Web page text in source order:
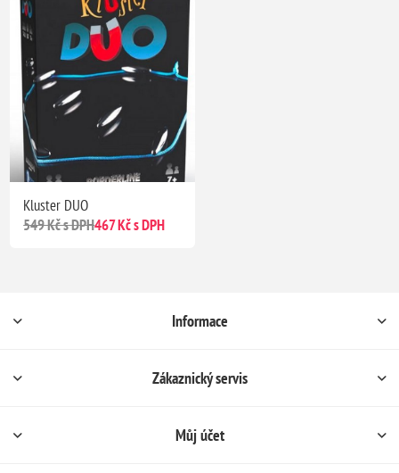
Kluster DUO
549 Kč s DPH467 Kč s DPH
Informace
Zákaznický servis
Můj účet